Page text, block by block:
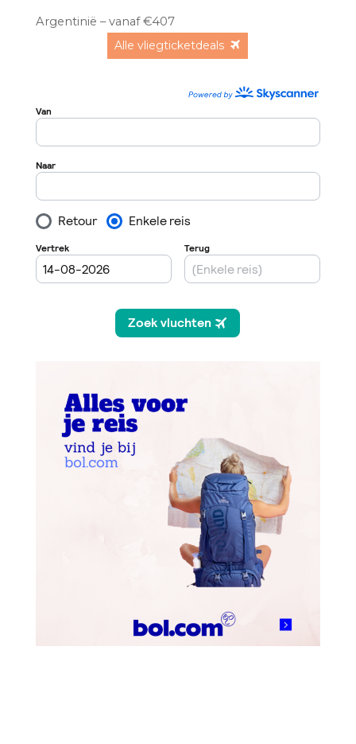
Argentinië – vanaf €407
Alle vliegticketdeals